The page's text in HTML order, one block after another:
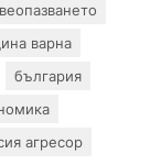
варна
българия
агресор